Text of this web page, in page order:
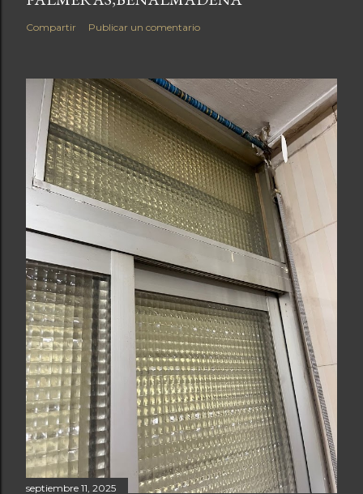
Compartir Publicar un comentario
septiembre 11, 2025